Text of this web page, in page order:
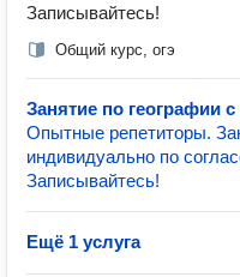
Записывайтесь!
Общий курс, огэ
Занятие по географии
Опытные репетиторы.
индивидуально по
Записывайтесь!
Ещё 1 услуга